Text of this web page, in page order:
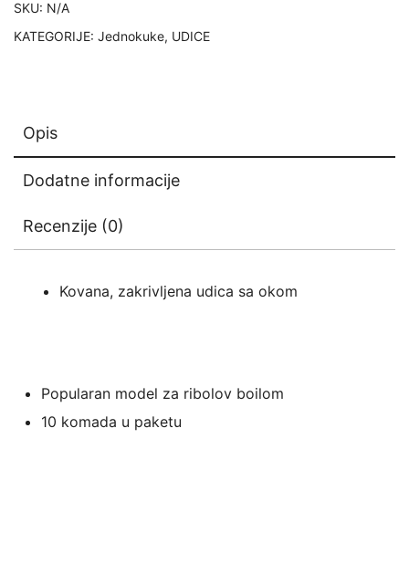
SKU: N/A
KATEGORIJE: Jednokuke, UDICE
Opis
Dodatne informacije
Recenzije (0)
Kovana, zakrivljena udica sa okom
Popularan model za ribolov boilom
10 komada u paketu